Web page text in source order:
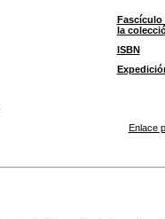
Fascículo
la
ISBN
Enlace